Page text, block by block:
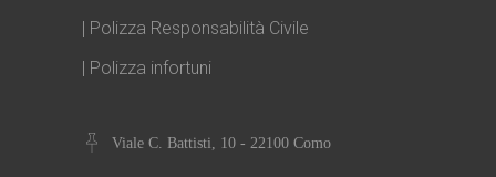
| Polizza Responsabilità Civile
| Polizza infortuni
Viale C. Battisti, 10 - 22100 Como